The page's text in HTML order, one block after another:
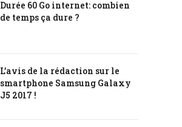
Durée 60 Go internet: combien
de temps ça dure ?
L’avis de la rédaction sur le
smartphone Samsung Galaxy
J5 2017 !